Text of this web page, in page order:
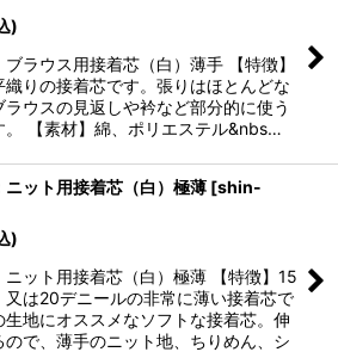
)
ラウス用接着芯（白）薄手 【特徴】
織りの接着芯です。張りはほとんどな
ラウスの見返しや衿など部分的に使う
。 【素材】綿、ポリエステル&nbs…
ニット用接着芯（白）極薄 [shin-
)
ニット用接着芯（白）極薄 【特徴】15
又は20デニールの非常に薄い接着芯で
生地にオススメなソフトな接着芯。伸
ので、薄手のニット地、ちりめん、シ